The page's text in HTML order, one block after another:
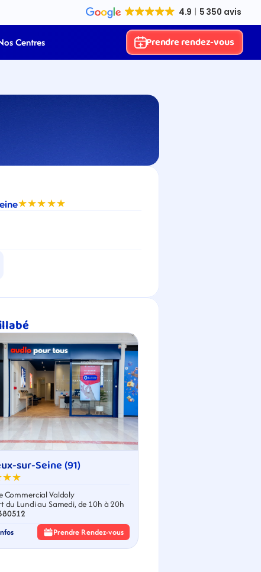
Centres Prendre rendez-vous
★★★★★
sur-Seine (91)
Commercial Valdoly
du Lundi au Samedi, de 10h à 20h
Prendre Rendez-vous